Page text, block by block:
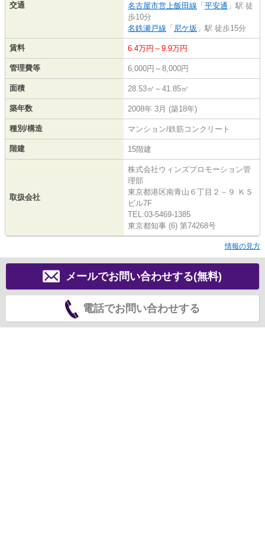
交通
名古屋市営上飯田線 「 平安通 」駅 徒
歩10分
名鉄瀬戸線 「 尼ケ坂 」駅 徒歩15分
賃料 6.4万円～9.9万円
管理費等 6,000円～8,000円
面積 28.53㎡～41.85㎡
築年数 2008年 3月 (築18年)
種別/構造 マンション/鉄筋コンクリート
階建 15階建
取扱会社
株式会社ウィンズプロモーション管
理部
東京都港区南青山６丁目２－９ ＫＳ
ビル7F
TEL:03-5469-1385
東京都知事 (6) 第74268号
情報の見方
メールでお問い合わせする(無料)
電話でお問い合わせする